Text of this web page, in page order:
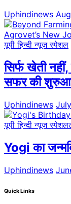
Uphindinews
यूपी हिन्दी न्यूज स्पेशल
सिर्फ खेती
सफर की
Uphindinews
यूपी हिन्दी न्यूज स्पेशल
Yogi का
Uphindinews
Quick Links